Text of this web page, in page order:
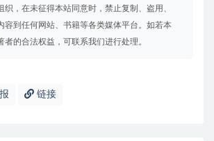
织，在未征得本站同意时，禁止复制、盗用、
容到任何网站、书籍等各类媒体平台。如若本
者的合法权益，可联系我们进行处理。
链接